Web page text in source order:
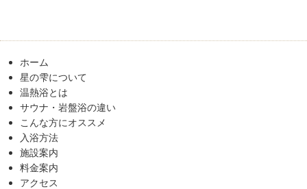
ホーム
星の雫について
温熱浴とは
サウナ・岩盤浴の違い
こんな方にオススメ
入浴方法
施設案内
料金案内
アクセス